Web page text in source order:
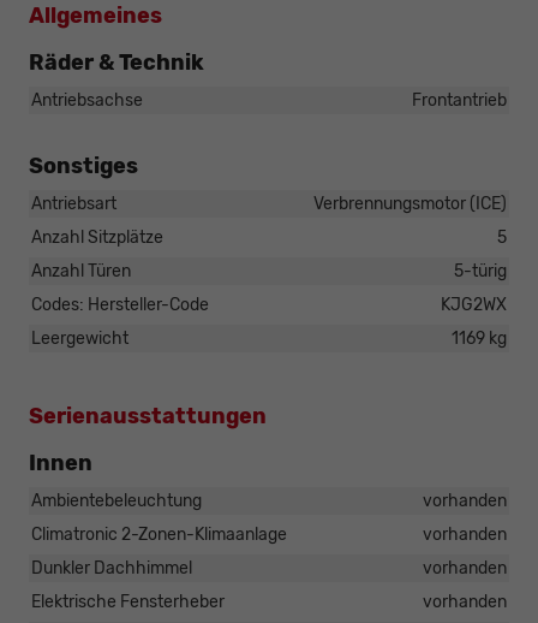
Allgemeines
Räder & Technik
Antriebsachse Frontantrieb
Sonstiges
Antriebsart
Verbrennungsmotor (ICE)
Anzahl Sitzplätze
5
Anzahl Türen
5-türig
Codes: Hersteller-Code
KJG2WX
Leergewicht
1169 kg
Serienausstattungen
Innen
Ambientebeleuchtung
vorhanden
Climatronic 2-Zonen-Klimaanlage
vorhanden
Dunkler Dachhimmel
vorhanden
Elektrische Fensterheber
vorhanden